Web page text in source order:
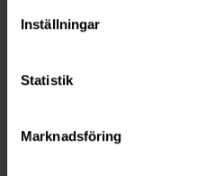
Inställningar
Statistik
Marknadsföring